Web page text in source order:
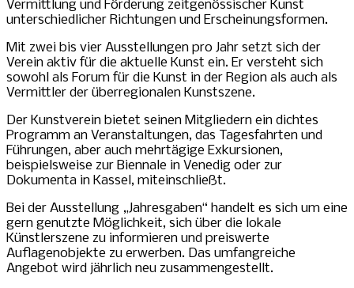
Vermittlung und Förderung zeitgenössischer Kunst
unterschiedlicher Richtungen und Erscheinungsformen.
Mit zwei bis vier Ausstellungen pro Jahr setzt sich der
Verein aktiv für die aktuelle Kunst ein. Er versteht sich
sowohl als Forum für die Kunst in der Region als auch als
Vermittler der überregionalen Kunstszene.
Der Kunstverein bietet seinen Mitgliedern ein dichtes
Programm an Veranstaltungen, das Tagesfahrten und
Führungen, aber auch mehrtägige Exkursionen,
beispielsweise zur Biennale in Venedig oder zur
Dokumenta in Kassel, miteinschließt.
Bei der Ausstellung „Jahresgaben“ handelt es sich um eine
gern genutzte Möglichkeit, sich über die lokale
Künstlerszene zu informieren und preiswerte
Auflagenobjekte zu erwerben. Das umfangreiche
Angebot wird jährlich neu zusammengestellt.